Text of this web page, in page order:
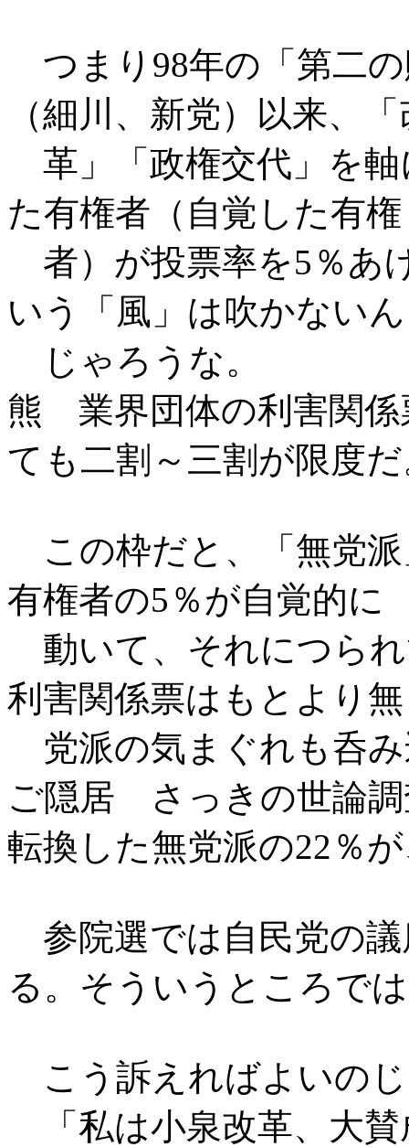
つまり98年の「第二
（細川、新党）以来、「
革」「政権交代」を
た有権者（自覚した有権
者）が投票率を5％あ
いう「風」は吹かないん
じゃろうな。
熊 業界団体の利害関係
ても二割～三割が限度
この枠だと、「無党
有権者の5％が自覚的に
動いて、それにつら
利害関係票はもとより無
党派の気まぐれも呑
ご隠居 さっきの世論調
転換した無党派の22％
参院選では自民党の
る。そういうところで
こう訴えればよいの
「私は小泉改革、大